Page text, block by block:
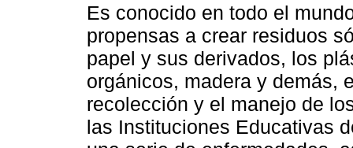
Es conocido en todo el
propensas a crear residuos
papel y sus derivados, los
orgánicos, madera y demás,
recolección y el manejo de
las Instituciones Educativas